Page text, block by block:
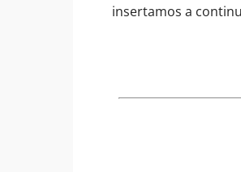
insertamos a